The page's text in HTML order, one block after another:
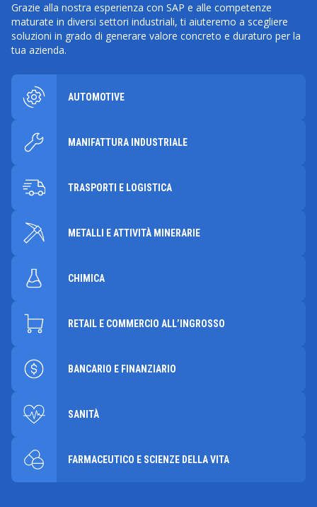
Grazie alla nostra esperienza con SAP e alle competenze
maturate in diversi settori industriali, ti aiuteremo a scegliere
soluzioni in grado di generare valore concreto e duraturo per la
tua azienda.
AUTOMOTIVE
MANIFATTURA INDUSTRIALE
TRASPORTI E LOGISTICA
METALLI E ATTIVITÀ MINERARIE
CHIMICA
RETAIL E COMMERCIO ALL’INGROSSO
BANCARIO E FINANZIARIO
SANITÀ
FARMACEUTICO E SCIENZE DELLA VITA